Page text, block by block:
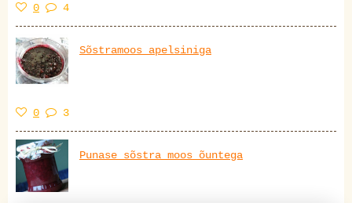
0 4
Sõstramoos apelsiniga
0 3
Punase sõstra moos õuntega